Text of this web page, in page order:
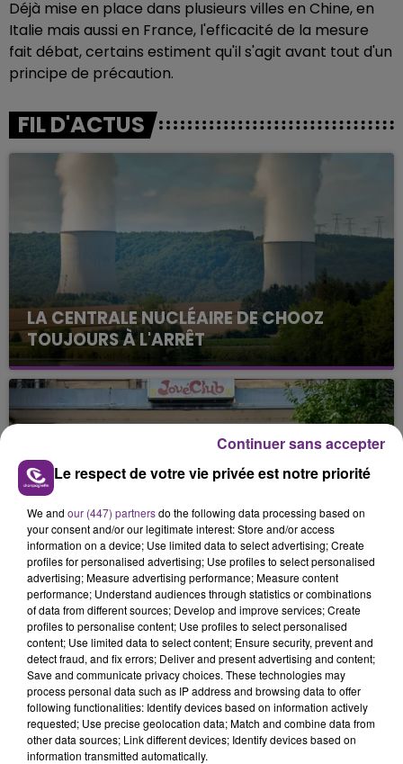
Déjà mise en place dans plusieurs villes en Chine, en
Italie mais aussi en France, l'efficacité de la mesure
fait débat, certains estiment qu'il s'agit avant tout d'un
principe de précaution.
FIL D'ACTUS
LA CENTRALE NUCLÉAIRE DE CHOOZ
TOUJOURS À L'ARRÊT
Cela fait déjà une semaine que la centrale
nucléaire ardennaise est à l'arrêt. Une situation
justifiée par la sécheresse intense qui est toujours
présente.
LE MAGASIN JOUÉCLUB DE REIMS FERME
SES PORTES
C'était l'une des institutions du centre-ville
rémois. Le magasin JouéClub est contraint de
fermer ses portes.
TITRES DIFFUSÉS
12h09
12h09 12h05
12h05
Le respect de votre vie privée est notre priorité
We and our (447) partnersdo the following data processing based on
your consent and/or our legitimate interest: Store and/or access
information on a device; Use limited data to select advertising; Create
profiles for personalised advertising; Use profiles to select personalised
advertising; Measure advertising performance; Measure content
performance; Understand audiences through statistics or combinations
of data from different sources; Develop and improve services; Create
profiles to personalise content; Use profiles to select personalised
content; Use limited data to select content; Ensure security, prevent and
detect fraud, and fix errors; Deliver and present advertising and content;
Save and communicate privacy choices. These technologies may
process personal data such as IP address and browsing data to offer
following functionalities: Identify devices based on information actively
requested; Use precise geolocation data; Match and combine data from
other data sources; Link different devices; Identify devices based on
information transmitted automatically.
Continuer sans accepter